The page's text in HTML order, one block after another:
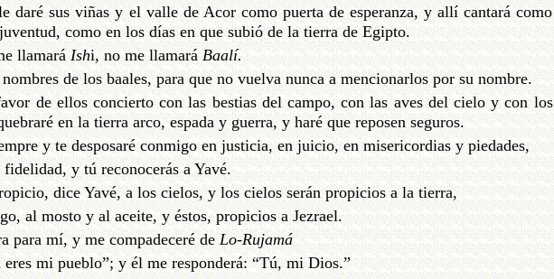
daré sus viñas y el valle de Acor como puerta de esperanza, y allí cantará como
como en los días en que subió de la tierra de Egipto.
llamaráIshi, no me llamaráBaalí.
de los baales, para que no vuelva nunca a mencionarlos por su nombre.
de ellos concierto con las bestias del campo, con las aves del cielo y con los
en la tierra arco, espada y guerra, y haré que reposen seguros.
y te desposaré conmigo en justicia, en juicio, en misericordias y piedades,
y tú reconocerás a Yavé.
dice Yavé, a los cielos, y los cielos serán propicios a la tierra,
al mosto y al aceite, y éstos, propicios a Jezrael.
para mí, y me compadeceré deLo-Rujamá
eres mi pueblo”; y él me responderá: “Tú, mi Dios.”